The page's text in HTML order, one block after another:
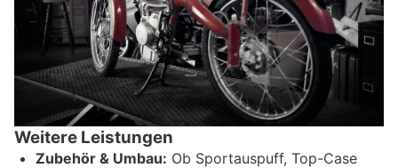
Weitere Leistungen
Zubehör & Umbau: Ob Sportauspuff, Top-Case